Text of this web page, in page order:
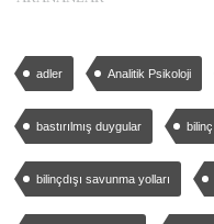
adler Analitik Psikoloji
bastırılmış duygular bilinç
bilinçdışı savunma yolları